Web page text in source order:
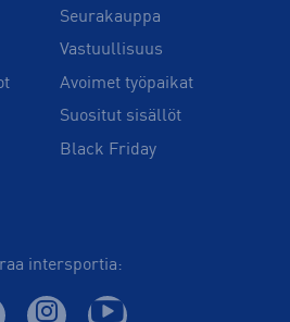
Seurakauppa
Vastuullisuus
Avoimet työpaikat
Suositut sisällöt
Black Friday
intersportia: